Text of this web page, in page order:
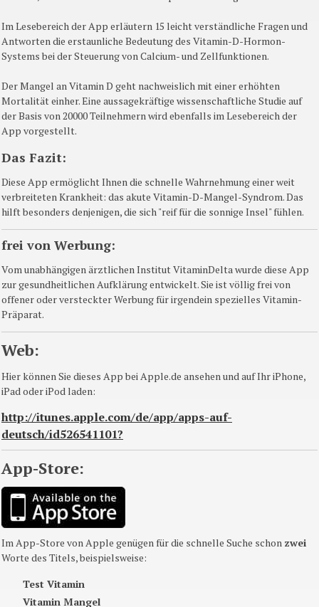
Im Lesebereich der App erläutern 15 leicht verständliche Fragen und
Antworten die erstaunliche Bedeutung des Vitamin-D-Hormon-
Systems bei der Steuerung von Calcium- und Zellfunktionen.
Der Mangel an Vitamin D geht nachweislich mit einer erhöhten
Mortalität einher. Eine aussagekräftige wissenschaftliche Studie auf
der Basis von 20000 Teilnehmern wird ebenfalls im Lesebereich der
App vorgestellt.
Das Fazit:
Diese App ermöglicht Ihnen die schnelle Wahrnehmung einer weit
verbreiteten Krankheit: das akute Vitamin-D-Mangel-Syndrom. Das
hilft besonders denjenigen, die sich "reif für die sonnige Insel" fühlen.
frei von Werbung:
Vom unabhängigen ärztlichen Institut VitaminDelta wurde diese App
zur gesundheitlichen Aufklärung entwickelt. Sie ist völlig frei von
offener oder versteckter Werbung für irgendein spezielles Vitamin-
Präparat.
Web:
Hier können Sie dieses App bei Apple.de ansehen und auf Ihr iPhone,
iPad oder iPod laden:
http://itunes.apple.com/de/app/apps-auf-
deutsch/id526541101?
App-Store:
Im App-Store von Apple genügen für die schnelle Suche schon zwei
Worte des Titels, beispielsweise:
Test Vitamin
Vitamin Mangel